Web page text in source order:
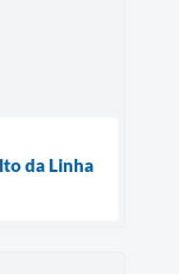
da Linha